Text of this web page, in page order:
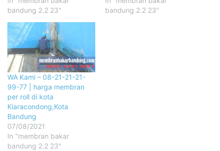
bandung 2.2 23"
bandung 2.2 23"
WA Kami – 08-21-21-21-
99-77 | harga membran
per roll di kota
Kiaracondong,Kota
Bandung
07/08/2021
In "membran bakar
bandung 2.2 23"